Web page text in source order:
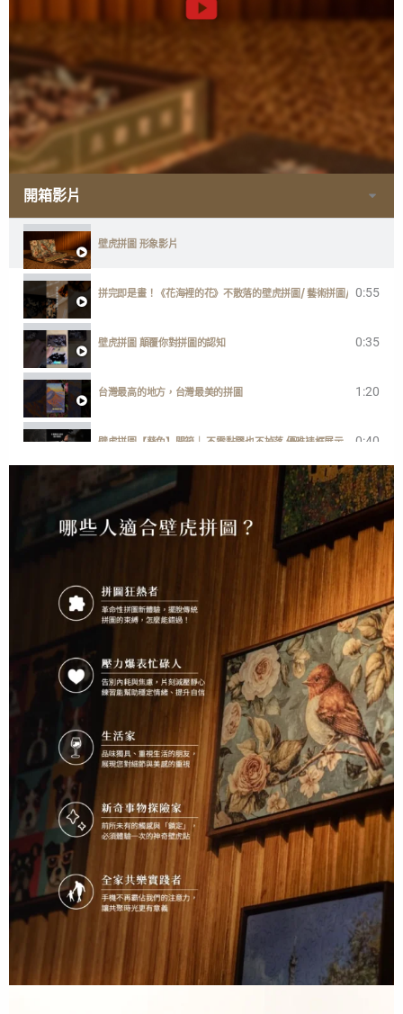
開箱影片
壁虎拼圖 形象影片
拼完即是畫！《花海裡的花》不散落的壁虎拼圖/ 藝術拼圖/ 台灣製
0:55
壁虎拼圖 顛覆你對拼圖的認知 0:35
台灣最高的地方，台灣最美的拼圖 1:20
壁虎拼圖【葵兔】開箱｜ 不需黏膠也不掉落 優雅裱框展示 0:40
一分鐘開箱【歡迎回家】快樂小狗勾 1:00
GECKO POWER PUZZLE ENGLISH DEMONSTRATION 2:38